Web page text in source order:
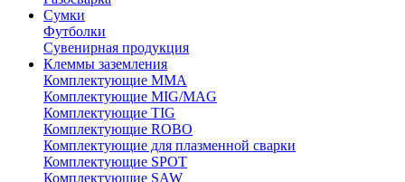
Сумки
Футболки
Сувенирная продукция
Клеммы заземления
Комплектующие ММА
Комплектующие MIG/MAG
Комплектующие TIG
Комплектующие ROBO
Комплектующие для плазменной сварки
Комплектующие SPOT
Комплектующие SAW